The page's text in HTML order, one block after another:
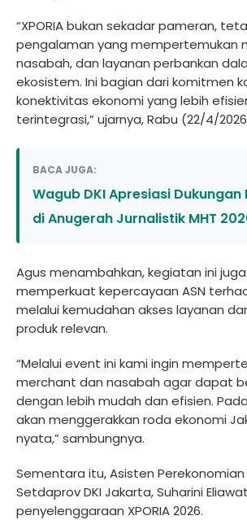
“XPORIA bukan sekadar pameran,
pengalaman yang mempertemukan
nasabah, dan layanan perbankan
ekosistem. Ini bagian dari komitmen
konektivitas ekonomi yang lebih
terintegrasi,” ujarnya, Rabu (22/4/
BACA JUGA:
Wagub DKI Apresiasi
di Anugerah Jurnalistik MHT
Agus menambahkan, kegiatan ini
memperkuat kepercayaan ASN
melalui kemudahan akses layanan
produk relevan.
“Melalui event ini kami ingin
merchant dan nasabah agar dapat
dengan lebih mudah dan efisien.
akan menggerakkan roda ekonomi
nyata,” sambungnya.
Sementara itu, Asisten
Setdaprov DKI Jakarta, Suharini
penyelenggaraan XPORIA 2026.